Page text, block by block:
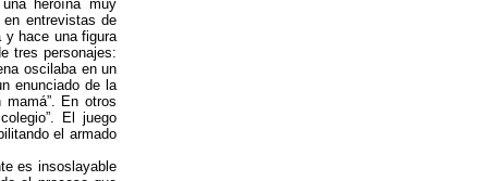
heroína muy
entrevistas de
y hace una figura
tres personajes:
oscilaba en un
enunciado de la
En otros
El juego
el armado
es insoslayable